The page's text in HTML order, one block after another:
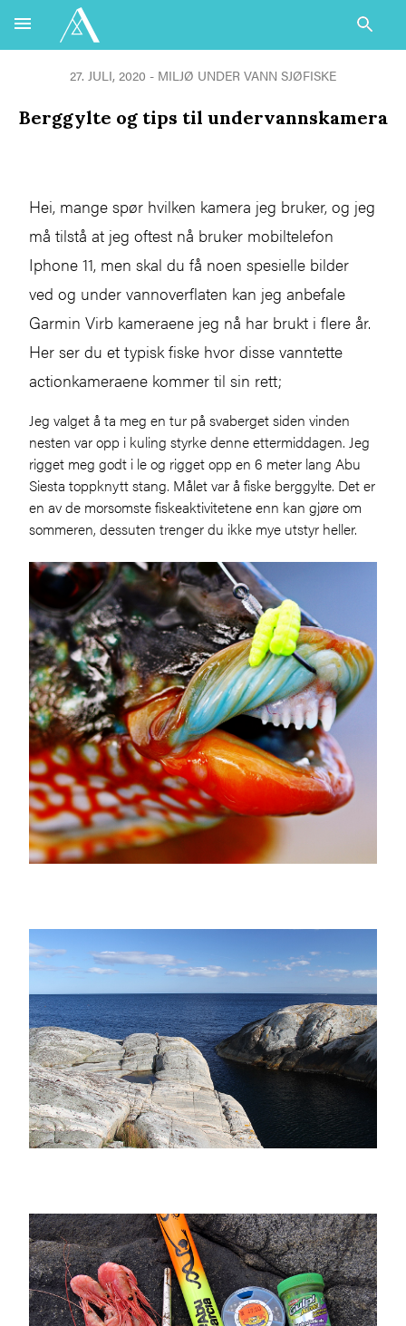
27. JULI, 2020 - MILJØ UNDER VANN SJØFISKE
Berggylte og tips til undervannskamera
Hei, mange spør hvilken kamera jeg bruker, og jeg
må tilstå at jeg oftest nå bruker mobiltelefon
Iphone 11, men skal du få noen spesielle bilder
ved og under vannoverflaten kan jeg anbefale
Garmin Virb kameraene jeg nå har brukt i flere år.
Her ser du et typisk fiske hvor disse vanntette
actionkameraene kommer til sin rett;
Jeg valget å ta meg en tur på svaberget siden vinden
nesten var opp i kuling styrke denne ettermiddagen. Jeg
rigget meg godt i le og rigget opp en 6 meter lang Abu
Siesta toppknytt stang. Målet var å fiske berggylte. Det er
en av de morsomste fiskeaktivitetene enn kan gjøre om
sommeren, dessuten trenger du ikke mye utstyr heller.